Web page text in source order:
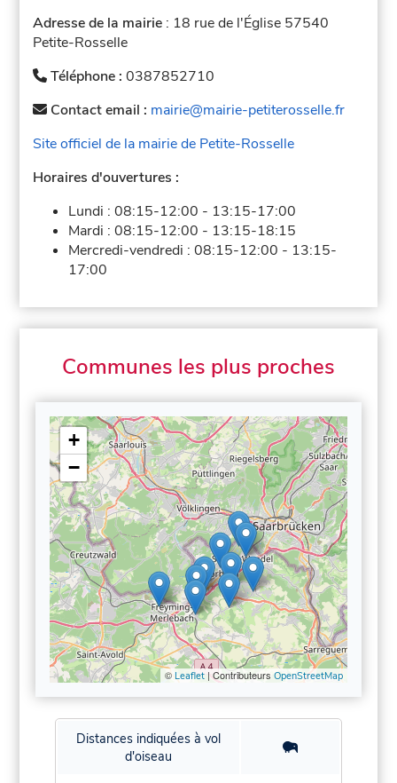
Adresse de la mairie : 18 rue de l'Église 57540
Petite-Rosselle
Téléphone :0387852710
Contact email : mairie@mairie-petiterosselle.fr
Site officiel de la mairie de Petite-Rosselle
Horaires d'ouvertures :
Lundi :08:15-12:00 - 13:15-17:00
Mardi :08:15-12:00 - 13:15-18:15
Mercredi-vendredi :08:15-12:00 - 13:15-
17:00
Communes les plus proches
+
−
© Leaflet| Contributeurs OpenStreetMap
Distances indiquées à vol
d'oiseau